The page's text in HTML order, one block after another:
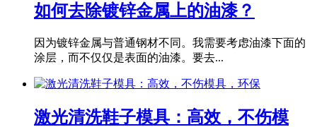
如何去除镀锌金属上的油漆？
因为镀锌金属与普通钢材不同。我需要考虑油漆下面的
涂层，而不仅仅是表面的油漆。要去...
激光清洗鞋子模具：高效，不伤模